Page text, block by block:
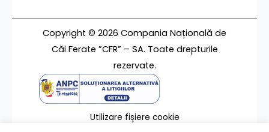
Copyright © 2026 Compania Națională de
Căi Ferate ”CFR” – SA. Toate drepturile
rezervate.
Utilizare fișiere cookie